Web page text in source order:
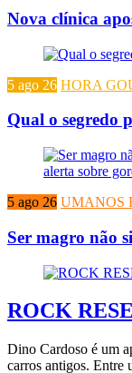
Nova clínica
5 ago 26 HORA
Qual o segredo
5 ago 26 UMANOS
Ser magro não
ROCK
Dino Cardoso é um
carros antigos. Entre